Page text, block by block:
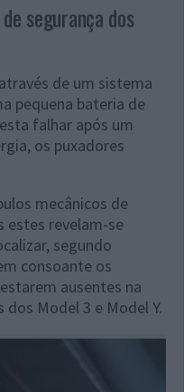
segurança dos
de um sistema
pequena bateria de
falhar após um
os puxadores
mecânicos de
estes revelam-se
segundo
consoante os
ausentes na
Model 3 e Model Y.